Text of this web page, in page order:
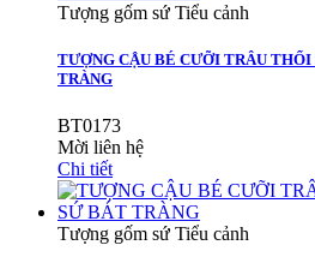
Tượng gốm sứ Tiểu cảnh
TƯỢNG CẬU BÉ CƯỠI TRÂU THỔI
TRÀNG
BT0173
Mời liên hệ
Chi tiết
Tượng gốm sứ Tiểu cảnh